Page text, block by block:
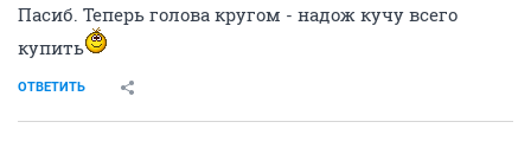
Пасиб. Теперь голова кругом - надож кучу всего
купить
ОТВЕТИТЬ